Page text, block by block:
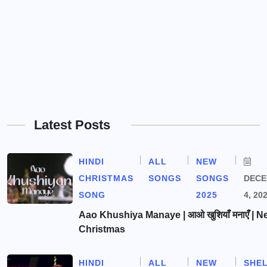
Latest Posts
HINDI
CHRISTMAS
SONG
ALL
SONGS
NEW
SONGS
2025
4,
Aao Khushiya Manaye | आओ खुशियाँ मनाएँ |
Christmas
HINDI ALL NEW